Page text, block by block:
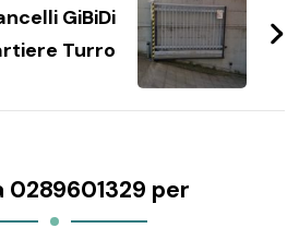
GiBiDi
Turro
0289601329 per